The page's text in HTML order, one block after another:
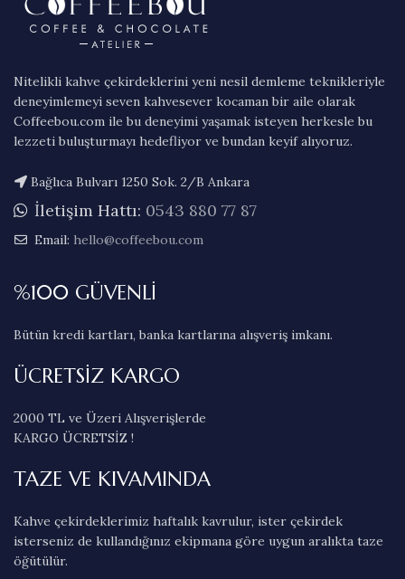
Nitelikli kahve çekirdeklerini yeni nesil demleme teknikleriyle
deneyimlemeyi seven kahvesever kocaman bir aile olarak
Coffeebou.com ile bu deneyimi yaşamak isteyen herkesle bu
lezzeti buluşturmayı hedefliyor ve bundan keyif alıyoruz.
Bağlıca Bulvarı 1250 Sok. 2/B Ankara
İletişim Hattı: 0543 880 77 87
Email: hello@coffeebou.com
%100 GÜVENLİ
Bütün kredi kartları, banka kartlarına alışveriş imkanı.
ÜCRETSİZ KARGO
2000 TL ve Üzeri Alışverişlerde
KARGO ÜCRETSİZ !
TAZE VE KIVAMINDA
Kahve çekirdeklerimiz haftalık kavrulur, ister çekirdek
isterseniz de kullandığınız ekipmana göre uygun aralıkta taze
öğütülür.